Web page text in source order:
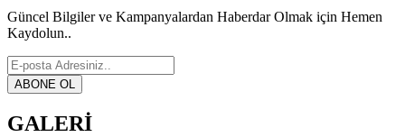
Güncel Bilgiler ve Kampanyalardan Haberdar Olmak için Hemen
Kaydolun..
GALERİ